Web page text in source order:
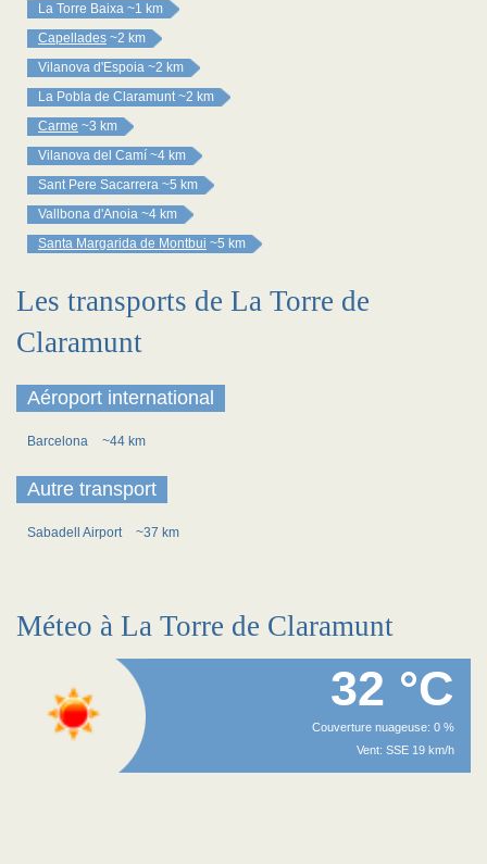
La Torre Baixa ~1 km
Capellades ~2 km
Vilanova d'Espoia ~2 km
La Pobla de Claramunt ~2 km
Carme ~3 km
Vilanova del Camí ~4 km
Sant Pere Sacarrera ~5 km
Vallbona d'Anoia ~4 km
Santa Margarida de Montbui ~5 km
Les transports de La Torre de
Claramunt
Aéroport international
Barcelona ~44 km
Autre transport
Sabadell Airport ~37 km
Méteo à La Torre de Claramunt
32 °C
Couverture nuageuse: 0 %
Vent: SSE 19 km/h